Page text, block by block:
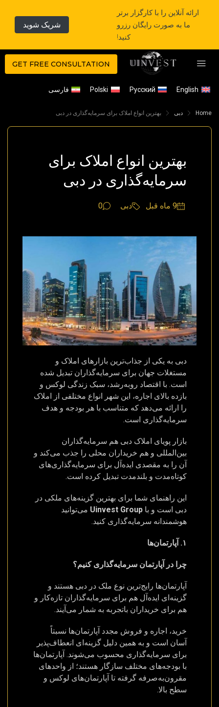
ارائه آنلاین را با کارگزار برتر
ما به صورت رایگان رزرو
کنید!
شریک شوید
GET FREE CONSULTATION
English
Русский
Polski فارسی
Home دبی بهترین انواع املاک برای سرمایه‌گذاری در دبی
بهترین انواع املاک برای
سرمایه‌گذاری در دبی
9 ماه قبل دبی 0
دبی به یکی از جذاب‌ترین بازارهای املاک و
مستغلات جهان برای سرمایه‌گذاران تبدیل شده
است. با اقتصاد رو‌به‌رشد، سبک زندگی لوکس و
بازده بالای اجاره، این شهر انواع مختلفی از املاک
را ارائه می‌دهد که متناسب با هر بودجه و هدف
سرمایه‌گذاری است.
بازار پویای املاک دبی هم سرمایه‌گذاران
بین‌المللی و هم خریداران محلی را جذب می‌کند و
آن را به مقصدی ایده‌آل برای سرمایه‌گذاری‌های
کوتاه‌مدت و بلندمدت تبدیل کرده است.
این راهنمای شما برای بهترین گزینه‌های ملکی در
دبی است و با Uinvest Group می‌توانید
هوشمندانه سرمایه‌گذاری کنید.
۱. آپارتمان‌ها
چرا در آپارتمان سرمایه‌گذاری کنیم؟
آپارتمان‌ها رایج‌ترین نوع ملک در دبی هستند و
گزینه‌ای ایده‌آل هم برای سرمایه‌گذاران تازه‌کار و
هم برای خریداران باتجربه به شمار می‌آیند.
خرید، اجاره و فروش مجدد آپارتمان‌ها نسبتاً
آسان است و به همین دلیل گزینه‌ای انعطاف‌پذیر
برای سرمایه‌گذاری محسوب می‌شوند. آپارتمان‌ها
با بودجه‌های مختلف سازگار هستند؛ از واحدهای
مقرون‌به‌صرفه گرفته تا آپارتمان‌های لوکس و
سطح بالا.